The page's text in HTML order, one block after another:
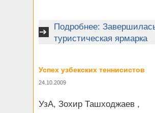
Подробнее:
туристическая ярмарка
Успех узбекских теннисистов
24.10.2009
УзА, Зохир Ташходжаев ,